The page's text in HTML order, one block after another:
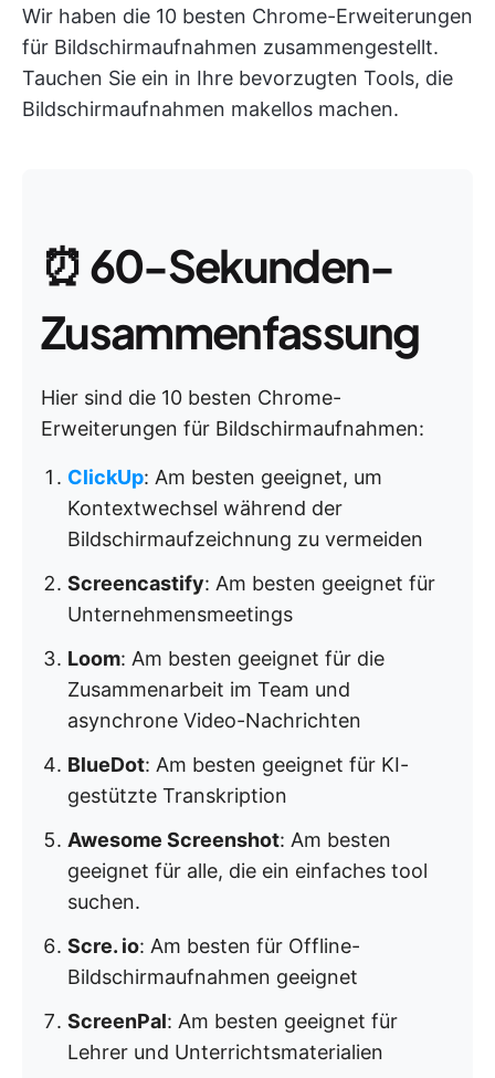
Wir haben die 10 besten Chrome-Erweiterungen
für Bildschirmaufnahmen zusammengestellt.
Tauchen Sie ein in Ihre bevorzugten Tools, die
Bildschirmaufnahmen makellos machen.
⏰60-Sekunden-
Zusammenfassung
Hier sind die 10 besten Chrome-
Erweiterungen für Bildschirmaufnahmen:
ClickUp: Am besten geeignet, um
Kontextwechsel während der
Bildschirmaufzeichnung zu vermeiden
Screencastify: Am besten geeignet für
Unternehmensmeetings
Loom: Am besten geeignet für die
Zusammenarbeit im Team und
asynchrone Video-Nachrichten
BlueDot: Am besten geeignet für KI-
gestützte Transkription
Awesome Screenshot: Am besten
geeignet für alle, die ein einfaches tool
suchen.
Scre. io: Am besten für Offline-
Bildschirmaufnahmen geeignet
ScreenPal: Am besten geeignet für
Lehrer und Unterrichtsmaterialien